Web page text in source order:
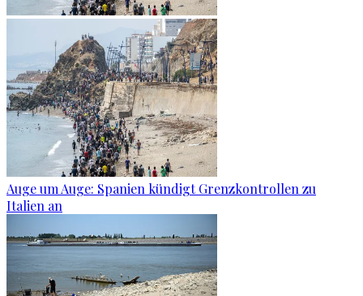
Auge um Auge: Spanien kündigt Grenzkontrollen zu
Italien an